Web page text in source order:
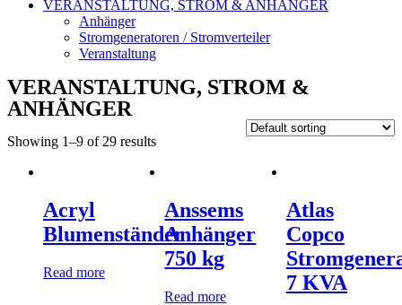
VERANSTALTUNG, STROM & ANHÄNGER
Anhänger
Stromgeneratoren / Stromverteiler
Veranstaltung
VERANSTALTUNG, STROM &
ANHÄNGER
Showing 1–9 of 29 results
Acryl
Blumenständer
Read more
Anssems
Anhänger
750 kg
Read more
Atlas
Copco
7 KVA